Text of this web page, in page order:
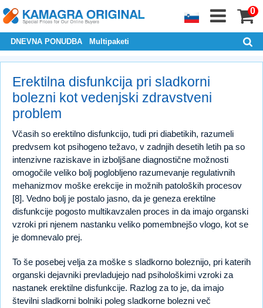
0
DNEVNA PONUDBA Multipaketi
Erektilna disfunkcija pri sladkorni
bolezni kot vedenjski zdravstveni
problem
Včasih so erektilno disfunkcijo, tudi pri diabetikih, razumeli
predvsem kot psihogeno težavo, v zadnjih desetih letih pa so
intenzivne raziskave in izboljšane diagnostične možnosti
omogočile veliko bolj poglobljeno razumevanje regulativnih
mehanizmov moške erekcije in možnih patoloških procesov
[8]. Vedno bolj je postalo jasno, da je geneza erektilne
disfunkcije pogosto multikavzalen proces in da imajo organski
vzroki pri njenem nastanku veliko pomembnejšo vlogo, kot se
je domnevalo prej.
To še posebej velja za moške s sladkorno boleznijo, pri katerih
organski dejavniki prevladujejo nad psihološkimi vzroki za
nastanek erektilne disfunkcije. Razlog za to je, da imajo
številni sladkorni bolniki poleg sladkorne bolezni več